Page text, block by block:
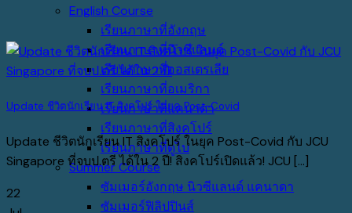
English Course
เรียนภาษาที่อังกฤษ
เรียนภาษาที่นิวซีแลนด์
เรียนภาษาที่ออสเตรเลีย
เรียนภาษาที่อเมริกา
เรียนภาษาที่แคนาดา
เรียนภาษาที่สิงคโปร์
เรียนภาษาที่ดูไบ
Summer Course
ซัมเมอร์อังกฤษ นิวซีแลนด์ แคนาดา
ซัมเมอร์ฟิลิปปินส์
Update ชีวิตนักเรียน IT สิงคโปร์ ในยุค Post-Covid
Update ชีวิตนักเรียน IT สิงคโปร์ ในยุค Post-Covid กับ JCU
Singapore ที่จบป.ตรี ได้ใน 2 ปี! สิงคโปร์เปิดแล้ว! JCU [...]
22